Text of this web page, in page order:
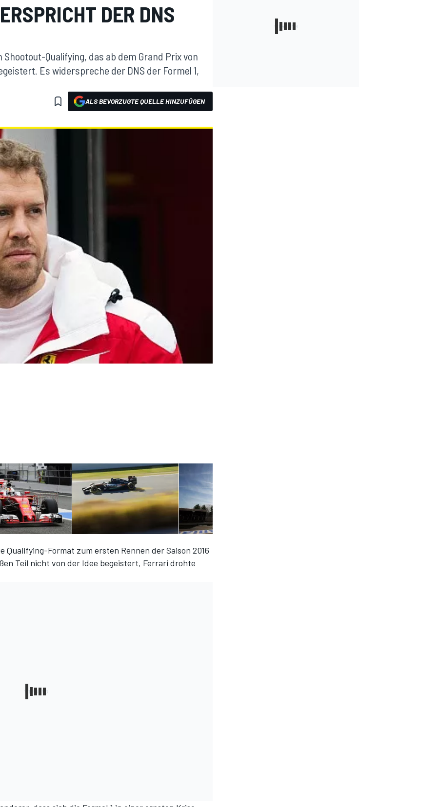
DER DNS
Qualifying, das ab dem Grand Prix von
Es widerspreche der DNS der Formel 1,
ALS BEVORZUGTE QUELLE HINZUFÜGEN
Qualifying-Format zum ersten Rennen der Saison 2016
Teil nicht von der Idee begeistert, Ferrari drohte